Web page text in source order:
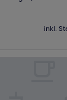
inkl.
near